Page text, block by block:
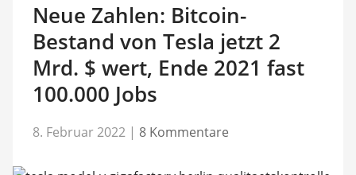
Neue Zahlen: Bitcoin-
Bestand von Tesla jetzt 2
Mrd. $ wert, Ende 2021 fast
100.000 Jobs
8. Februar 2022 | 8 Kommentare